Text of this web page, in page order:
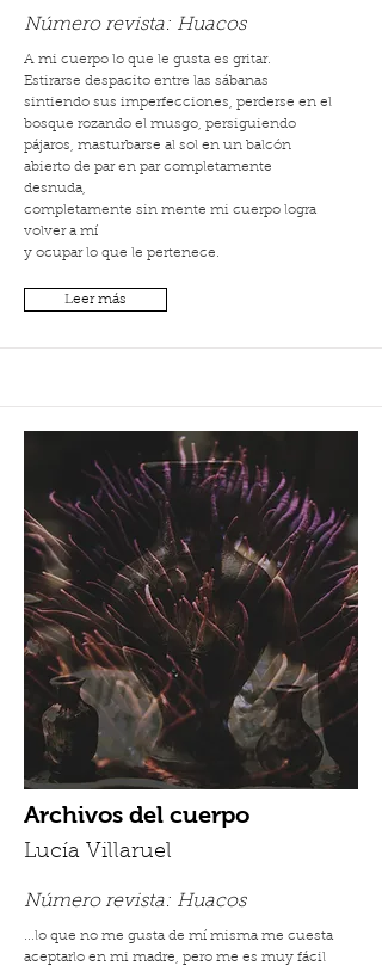
Número revista: Huacos
A mi cuerpo lo que le gusta es gritar.
Estirarse despacito entre las sábanas
sintiendo sus imperfecciones, perderse en el
bosque rozando el musgo, persiguiendo
pájaros, masturbarse al sol en un balcón
abierto de par en par completamente
desnuda,
completamente sin mente mi cuerpo logra
volver a mí
y ocupar lo que le pertenece.
Leer más
Archivos del cuerpo
Lucía Villaruel
Número revista: Huacos
...lo que no me gusta de mí misma me cuesta
aceptarlo en mi madre, pero me es muy fácil